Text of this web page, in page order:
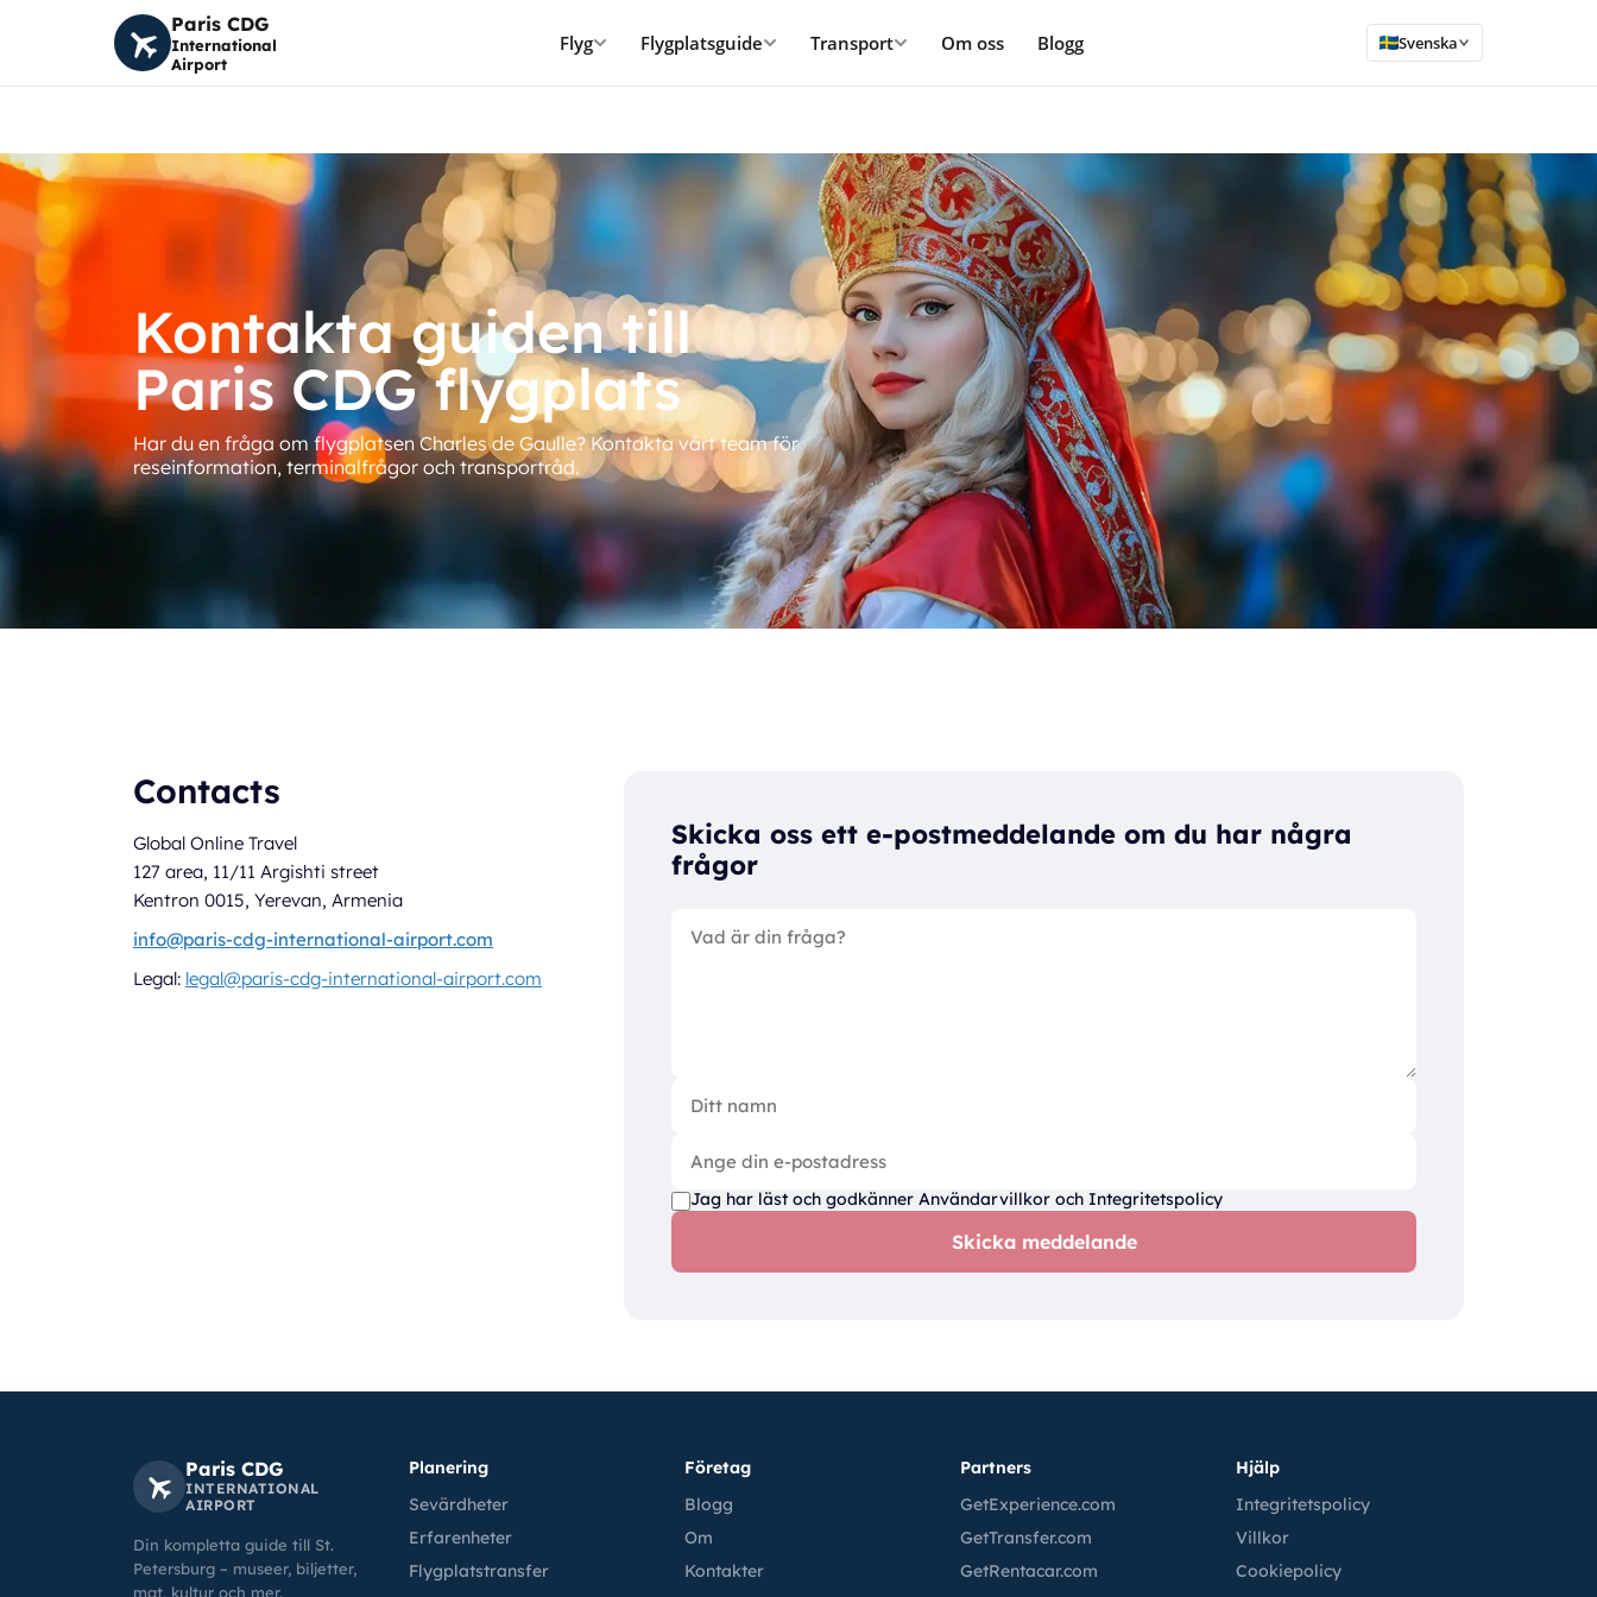
Paris CDG
International
Airport
Flyg Flygplatsguide Transport Om oss Blogg Svenska
Kontakta guiden till
Paris CDG flygplats
Har du en fråga om flygplatsen Charles de Gaulle? Kontakta vårt team för
reseinformation, terminalfrågor och transportråd.
Contacts
Global Online Travel
127 area, 11/11 Argishti street
Kentron 0015, Yerevan, Armenia
info@paris-cdg-international-airport.com
Legal: legal@paris-cdg-international-airport.com
Skicka oss ett e-postmeddelande om du har några
frågor
Jag har läst och godkänner Användarvillkor och Integritetspolicy
Skicka meddelande
Paris CDG
INTERNATIONAL
AIRPORT
Din kompletta guide till St.
Petersburg – museer, biljetter,
mat, kultur och mer.
Planering
Sevärdheter
Erfarenheter
Flygplatstransfer
Företag
Blogg
Om
Kontakter
Partners
GetExperience.com
GetTransfer.com
GetRentacar.com
Hjälp
Integritetspolicy
Villkor
Cookiepolicy